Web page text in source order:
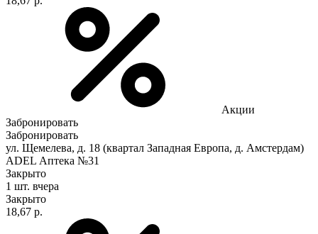
Акции
Забронировать
Забронировать
ул. Щемелева, д. 18 (квартал Западная Европа, д. Амстердам)
ADEL Аптека №31
Закрыто
1 шт. вчера
Закрыто
18,67 р.